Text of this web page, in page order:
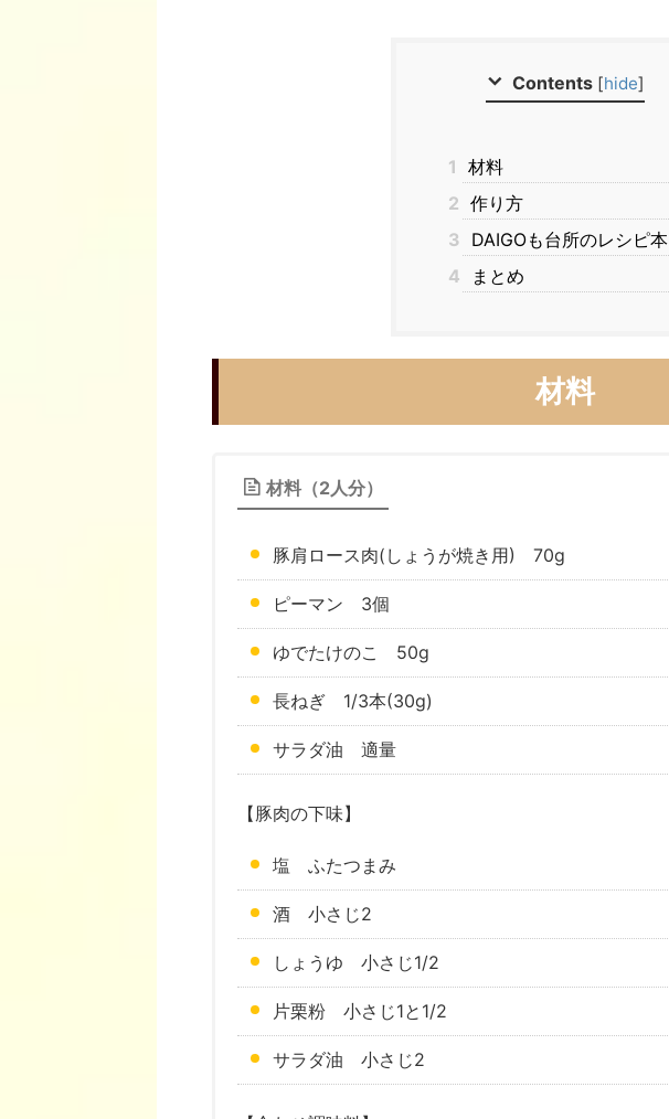
Contents [hide]
1 材料
2 作り方
3 DAIGOも台所のレシピ本
4
まとめ
材料
材料（2人分）
豚肩ロース肉(しょうが焼き用) 70g
ピーマン 3個
ゆでたけのこ 50g
長ねぎ 1/3本(30g)
サラダ油 適量
【豚肉の下味】
塩 ふたつまみ
酒 小さじ2
しょうゆ 小さじ1/2
片栗粉 小さじ1と1/2
サラダ油 小さじ2